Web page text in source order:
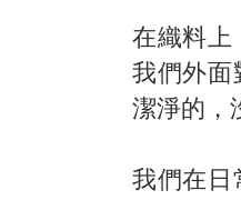
在織料上
我們外面
潔淨的，
我們在日